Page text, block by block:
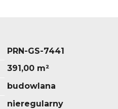
PRN-GS-7441
391,00 m²
budowlana
nieregularny